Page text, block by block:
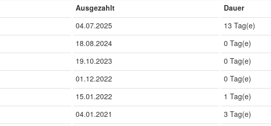
Ausgezahlt
Dauer
04.07.2025
13 Tag(e)
18.08.2024
0 Tag(e)
19.10.2023
0 Tag(e)
01.12.2022
0 Tag(e)
15.01.2022
1 Tag(e)
04.01.2021
3 Tag(e)